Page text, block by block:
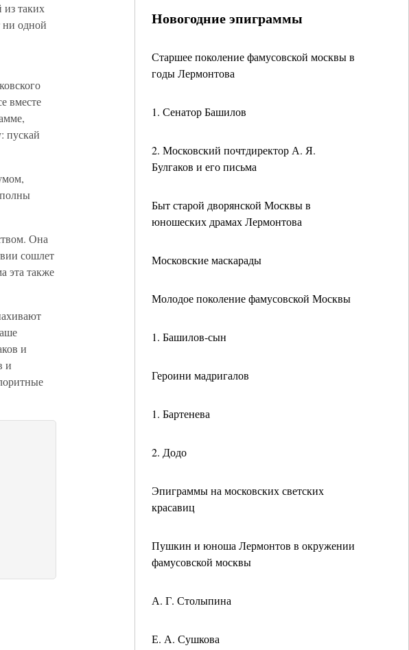
Новогодние эпиграммы
Старшее поколение фамусовской москвы в
годы Лермонтова
1. Сенатор Башилов
2. Московский почтдиректор А. Я.
Булгаков и его письма
Быт старой дворянской Москвы в
юношеских драмах Лермонтова
Московские маскарады
Молодое поколение фамусовской Москвы
1. Башилов-сын
Героини мадригалов
1. Бартенева
2. Додо
Эпиграммы на московских светских
красавиц
Пушкин и юноша Лермонтов в окружении
фамусовской москвы
А. Г. Столыпина
Е. А. Сушкова
из таких
ни одной
вместе
пускай
Она
сошлет
эта также
и
и